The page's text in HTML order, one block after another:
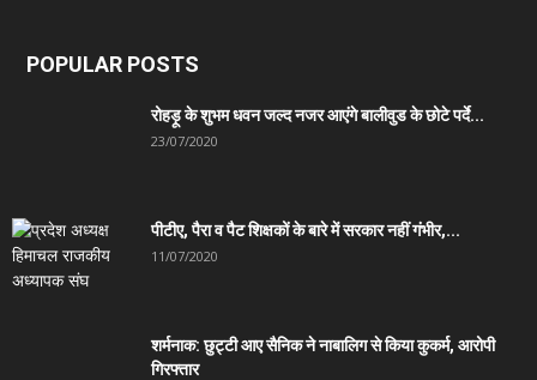
POPULAR POSTS
रोहड़ू के शुभम धवन जल्द नजर आएंगे बालीवुड के छोटे पर्दे...
23/07/2020
पीटीए, पैरा व पैट शिक्षकों के बारे में सरकार नहीं गंभीर,...
11/07/2020
शर्मनाक: छुट्टी आए सैनिक ने नाबालिग से किया कुकर्म, आरोपी
गिरफ्तार